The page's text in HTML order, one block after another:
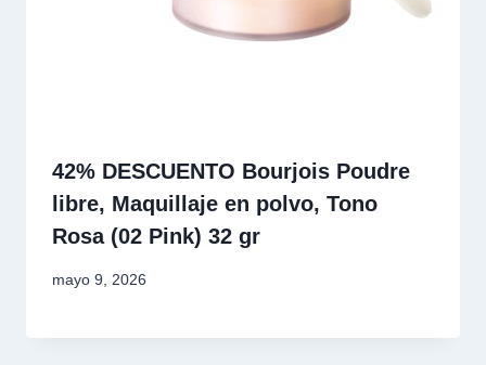
42% DESCUENTO Bourjois Poudre
libre, Maquillaje en polvo, Tono
Rosa (02 Pink) 32 gr
mayo 9, 2026